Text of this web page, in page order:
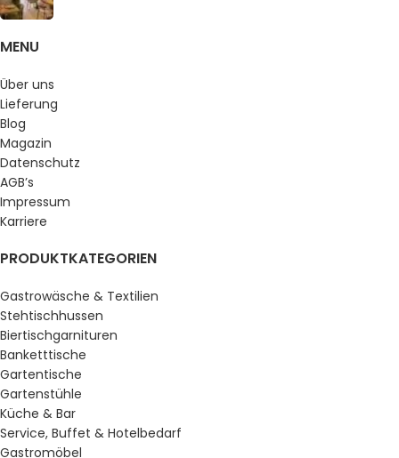
MENU
Über uns
Lieferung
Blog
Magazin
Datenschutz
AGB’s
Impressum
Karriere
PRODUKTKATEGORIEN
Gastrowäsche & Textilien
Stehtischhussen
Biertischgarnituren
Banketttische
Gartentische
Gartenstühle
Küche & Bar
Service, Buffet & Hotelbedarf
Gastromöbel